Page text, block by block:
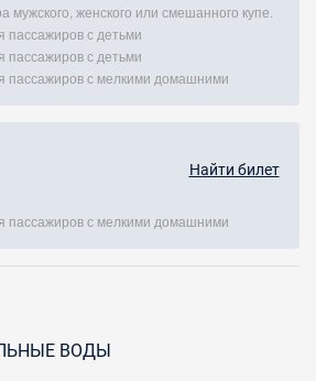
мужского, женского или смешанного купе.
пассажиров с детьми
пассажиров с детьми
пассажиров с мелкими домашними
Найти билет
пассажиров с мелкими домашними
ВОДЫ